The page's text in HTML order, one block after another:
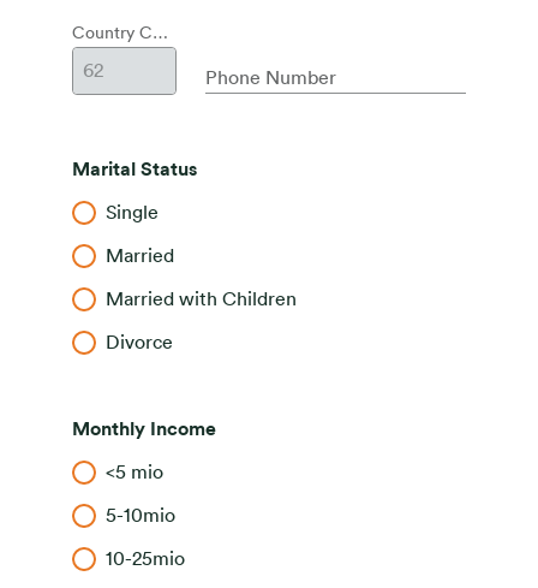
Country Code
Phone Number
Marital Status
Single
Married
Married with Children
Divorce
Monthly Income
<5 mio
5-10mio
10-25mio